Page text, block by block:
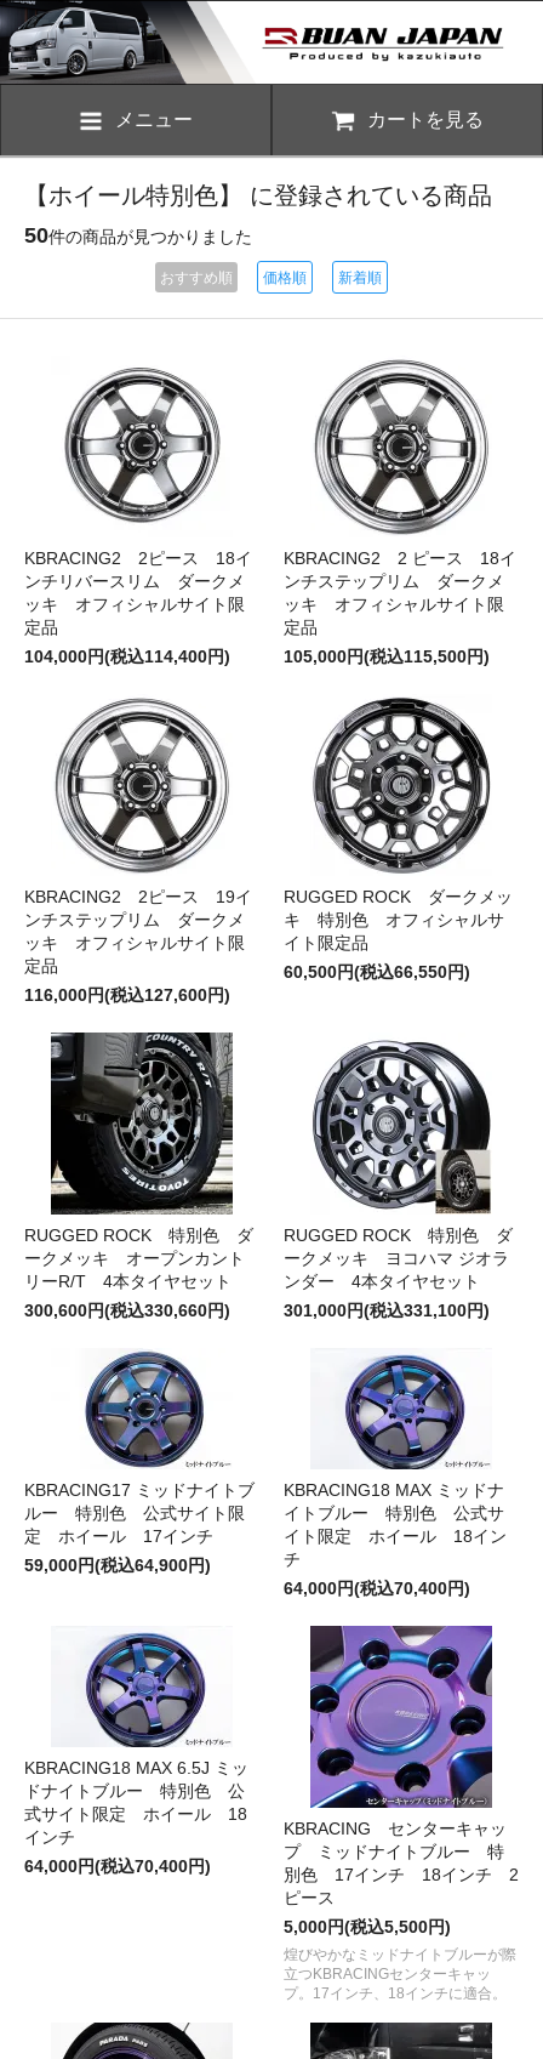
メニュー カートを見る
【ホイール特別色】 に登録されている商品
50件の商品が見つかりました
おすすめ順 価格順 新着順
KBRACING2 2ピース 18イ
ンチリバースリム ダークメ
ッキ オフィシャルサイト限
定品
104,000円(税込114,400円)
KBRACING2 2 ピース 18イ
ンチステップリム ダークメ
ッキ オフィシャルサイト限
定品
105,000円(税込115,500円)
KBRACING2 2ピース 19イ
ンチステップリム ダークメ
ッキ オフィシャルサイト限
定品
116,000円(税込127,600円)
RUGGED ROCK ダークメッ
キ 特別色 オフィシャルサ
イト限定品
60,500円(税込66,550円)
RUGGED ROCK 特別色 ダ
ークメッキ オープンカント
リーR/T 4本タイヤセット
300,600円(税込330,660円)
RUGGED ROCK 特別色 ダ
ークメッキ ヨコハマ ジオラ
ンダー 4本タイヤセット
301,000円(税込331,100円)
KBRACING17 ミッドナイトブ
ルー 特別色 公式サイト限
定 ホイール 17インチ
59,000円(税込64,900円)
KBRACING18 MAX ミッドナ
イトブルー 特別色 公式サ
イト限定 ホイール 18イン
チ
64,000円(税込70,400円)
KBRACING18 MAX 6.5J ミッ
ドナイトブルー 特別色 公
式サイト限定 ホイール 18
インチ
64,000円(税込70,400円)
KBRACING センターキャッ
プ ミッドナイトブルー 特
別色 17インチ 18インチ 2
ピース
5,000円(税込5,500円)
煌びやかなミッドナイトブルーが際
立つKBRACINGセンターキャッ
プ。17インチ、18インチに適合。